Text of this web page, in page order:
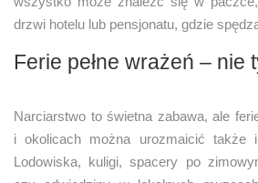
drzwi hotelu lub pensjonatu, gdzie
Ferie pełne wrażeń – nie
Narciarstwo to świetna zabawa, ale
i okolicach można urozmaicić także
Lodowiska, kuligi, spacery po